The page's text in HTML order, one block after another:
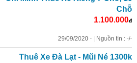
Chỗ
1.100.000đ
29/09/2020 - | Nguồn tin : -/-
Thuê Xe Đà Lạt - Mũi Né 1300k